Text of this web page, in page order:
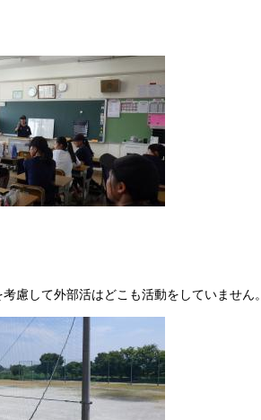
慮して外部活はどこも活動をしていません。